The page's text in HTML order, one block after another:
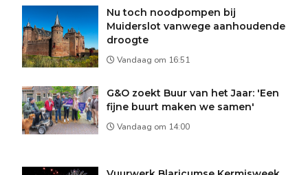
Nu toch noodpompen bij
Muiderslot vanwege aanhoudende
droogte
Vandaag om 16:51
G&O zoekt Buur van het Jaar: 'Een
fijne buurt maken we samen'
Vandaag om 14:00